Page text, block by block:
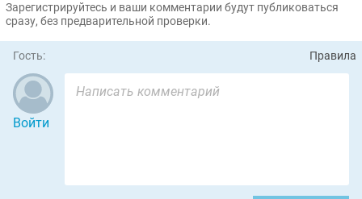
Зарегистрируйтесь и ваши комментарии будут публиковаться
сразу, без предварительной проверки.
Гость: Правила
Войти